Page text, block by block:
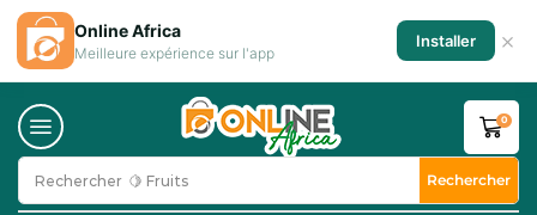
Rechercher 🥛 Milk Rechercher
0
Online Africa
Meilleure expérience sur l'app
Installer ×